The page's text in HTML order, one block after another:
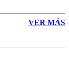
VER MÁS